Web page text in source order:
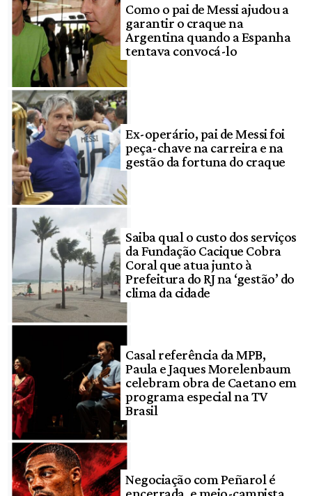
Como o pai de Messi ajudou a
garantir o craque na
Argentina quando a Espanha
tentava convocá-lo
Ex-operário, pai de Messi foi
peça-chave na carreira e na
gestão da fortuna do craque
Saiba qual o custo dos serviços
da Fundação Cacique Cobra
Coral que atua junto à
Prefeitura do RJ na ‘gestão’ do
clima da cidade
Casal referência da MPB,
Paula e Jaques Morelenbaum
celebram obra de Caetano em
programa especial na TV
Brasil
Negociação com Peñarol é